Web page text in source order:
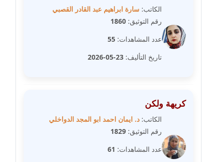
مدونة علاء سرحان
عاملة
مدونة علي الصادق
مدونة علي الفشني
عاملة
مدونة عماد مصباح
عاملة
الكاتب: سارة ابراهيم عبد القادر القصبي
رقم التوثيق: 1860
عدد المشاهدات: 55
تاريخ التأليف: 23-05-2026
كريهة ولكن
الكاتب: د. ايمان احمد ابو المجد الدواخلي
رقم التوثيق: 1829
عدد المشاهدات: 61